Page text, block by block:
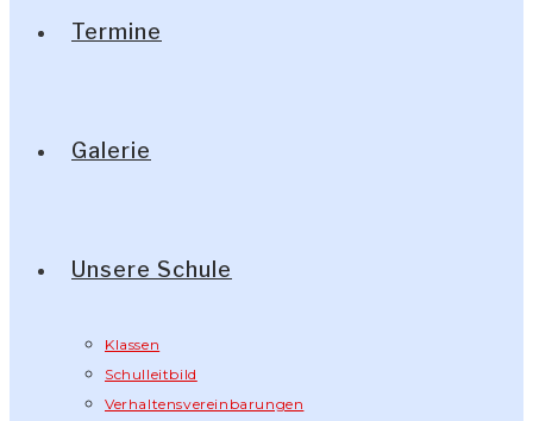
Termine
Galerie
Unsere Schule
Klassen
Schulleitbild
Verhaltensvereinbarungen